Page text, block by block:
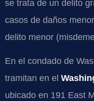
se trata de un delito
casos de daños
delito menor
En el condado de
tramitan en el
ubicado en 191 East